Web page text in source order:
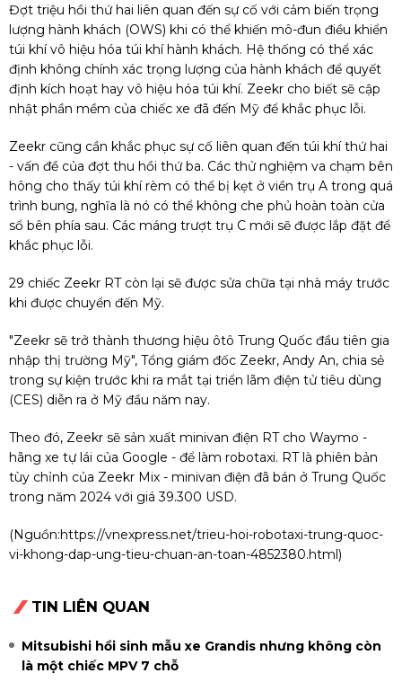
Đợt triệu hồi thứ hai liên quan đến sự cố với cảm biến trọng
lượng hành khách (OWS) khi có thể khiến mô-đun điều khiển
túi khí vô hiệu hóa túi khí hành khách. Hệ thống có thể xác
định không chính xác trọng lượng của hành khách để quyết
định kích hoạt hay vô hiệu hóa túi khí. Zeekr cho biết sẽ cập
nhật phần mềm của chiếc xe đã đến Mỹ để khắc phục lỗi.
Zeekr cũng cần khắc phục sự cố liên quan đến túi khí thứ hai
- vấn đề của đợt thu hồi thứ ba. Các thử nghiệm va chạm bên
hông cho thấy túi khí rèm có thể bị kẹt ở viền trụ A trong quá
trình bung, nghĩa là nó có thể không che phủ hoàn toàn cửa
sổ bên phía sau. Các máng trượt trụ C mới sẽ được lắp đặt để
khắc phục lỗi.
29 chiếc Zeekr RT còn lại sẽ được sửa chữa tại nhà máy trước
khi được chuyển đến Mỹ.
"Zeekr sẽ trở thành thương hiệu ôtô Trung Quốc đầu tiên gia
nhập thị trường Mỹ", Tổng giám đốc Zeekr, Andy An, chia sẻ
trong sự kiện trước khi ra mắt tại triển lãm điện tử tiêu dùng
(CES) diễn ra ở Mỹ đầu năm nay.
Theo đó, Zeekr sẽ sản xuất minivan điện RT cho Waymo -
hãng xe tự lái của Google - để làm robotaxi. RT là phiên bản
tùy chỉnh của Zeekr Mix - minivan điện đã bán ở Trung Quốc
trong năm 2024 với giá 39.300 USD.
(Nguồn:https://vnexpress.net/trieu-hoi-robotaxi-trung-quoc-
vi-khong-dap-ung-tieu-chuan-an-toan-4852380.html)
TIN LIÊN QUAN
Mitsubishi hồi sinh mẫu xe Grandis nhưng không còn
là một chiếc MPV 7 chỗ